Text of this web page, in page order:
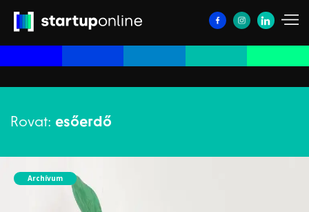
Rovat: esőerdő
Archívum